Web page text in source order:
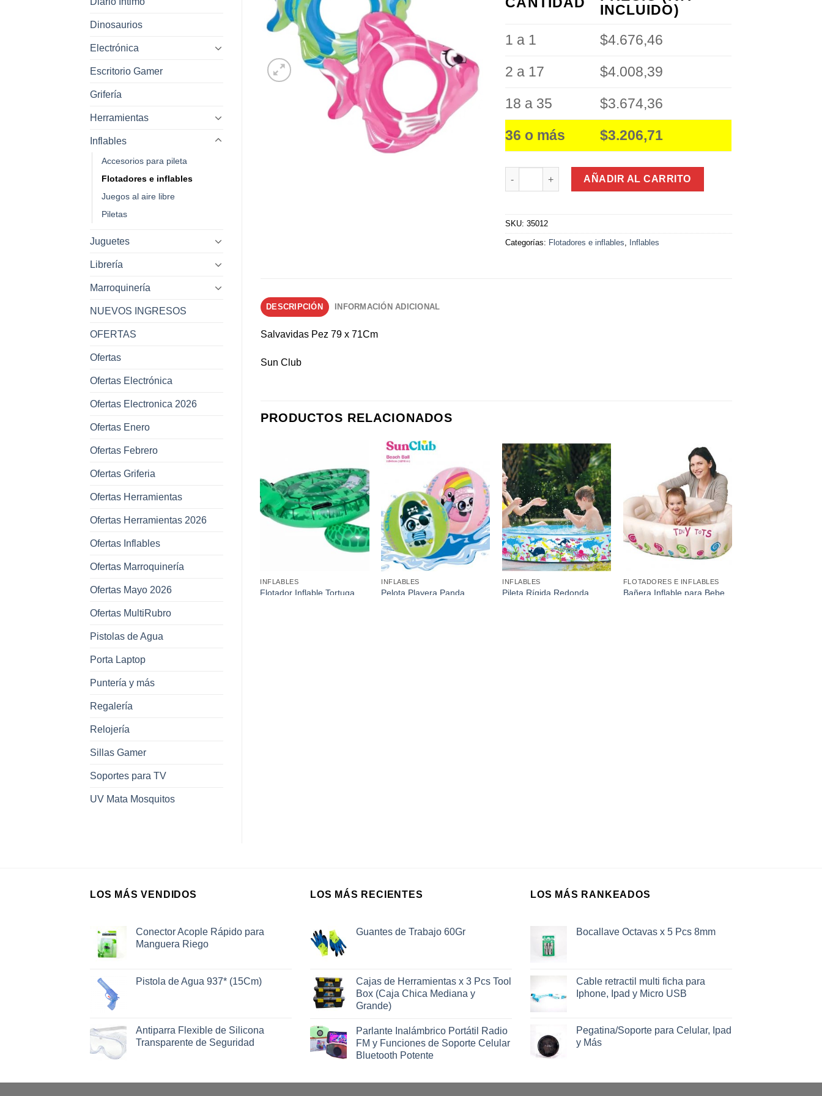
Dinosaurios
Electrónica
Escritorio Gamer
Grifería
Herramientas
Inflables
Accesorios para pileta
Flotadores e inflables
Juegos al aire libre
Piletas
Juguetes
Librería
Marroquinería
NUEVOS INGRESOS
OFERTAS
Ofertas
Ofertas Electrónica
Ofertas Electronica 2026
Ofertas Enero
Ofertas Febrero
Ofertas Griferia
Ofertas Herramientas
Ofertas Herramientas 2026
Ofertas Inflables
Ofertas Marroquinería
Ofertas Mayo 2026
Ofertas MultiRubro
Pistolas de Agua
Porta Laptop
Puntería y más
Regalería
Relojería
Sillas Gamer
Soportes para TV
UV Mata Mosquitos
INCLUIDO)
1 a 1
$4.676,46
2 a 17 $4.008,39
18 a 35 $3.674,36
36 o más $3.206,71
Salvavidas Pez 79 x 71Cm cantidad
AÑADIR AL CARRITO
SKU:35012
Categorías: Flotadores e inflables, Inflables
DESCRIPCIÓN INFORMACIÓN ADICIONAL
Salvavidas Pez 79 x 71Cm
Sun Club
PRODUCTOS RELACIONADOS
Añadir a
favoritos
INFLABLES
Flotador Inflable Tortuga
Añadir a
favoritos
INFLABLES
Pelota Playera Panda
Añadir a
favoritos
INFLABLES
Pileta Rígida Redonda
Añadir a
favoritos
FLOTADORES E INFLABLES
Bañera Inflable para Bebe
Añadir a
Flotador Alpaca Inflable
Bracitos Flotadores
LOS MÁS VENDIDOS
Conector Acople Rápido para
Manguera Riego
Pistola de Agua 937* (15Cm)
Antiparra Flexible de Silicona
Transparente de Seguridad
LOS MÁS RECIENTES
Guantes de Trabajo 60Gr
Cajas de Herramientas x 3 Pcs Tool
Box (Caja Chica Mediana y
Grande)
Parlante Inalámbrico Portátil Radio
FM y Funciones de Soporte Celular
Bluetooth Potente
LOS MÁS RANKEADOS
Bocallave Octavas x 5 Pcs 8mm
Cable retractil multi ficha para
Iphone, Ipad y Micro USB
Pegatina/Soporte para Celular, Ipad
y Más